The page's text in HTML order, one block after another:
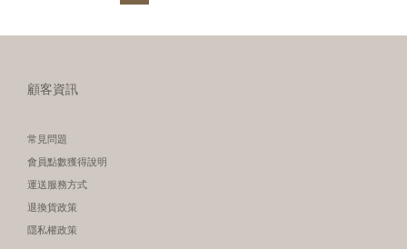
顧客資訊
常見問題
會員點數獲得說明
運送服務方式
退換貨政策
隱私權政策